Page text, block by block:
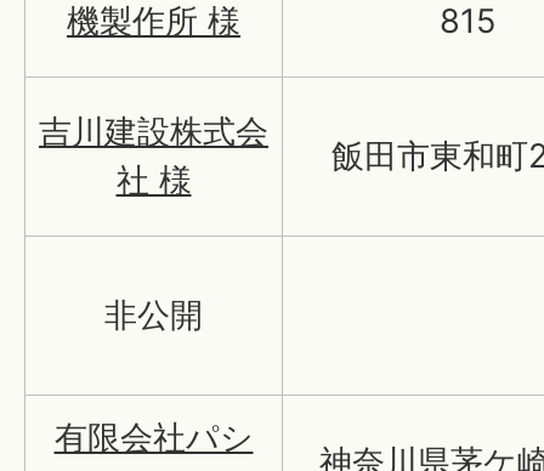
機製作所 様
815
吉川建設株式会
社 様
飯田市東和
非公開
有限会社パシ
神奈川県茅ケ